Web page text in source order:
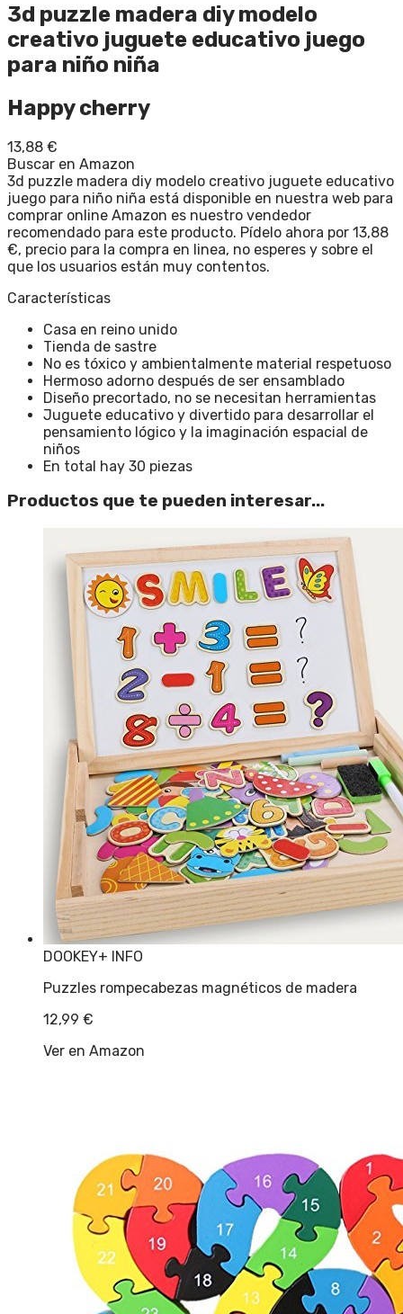
3d puzzle madera diy modelo
creativo juguete educativo juego
para niño niña
Happy cherry
13,88 €
Buscar en Amazon
3d puzzle madera diy modelo creativo juguete educativo
juego para niño niña está disponible en nuestra web para
comprar online Amazon es nuestro vendedor
recomendado para este producto. Pídelo ahora por 13,88
€, precio para la compra en linea, no esperes y sobre el
que los usuarios están muy contentos.
Características
Casa en reino unido
Tienda de sastre
No es tóxico y ambientalmente material respetuoso
Hermoso adorno después de ser ensamblado
Diseño precortado, no se necesitan herramientas
Juguete educativo y divertido para desarrollar el
pensamiento lógico y la imaginación espacial de
niños
En total hay 30 piezas
Productos que te pueden interesar...
DOOKEY+ INFO
Puzzles rompecabezas magnéticos de madera
12,99 €
Ver en Amazon